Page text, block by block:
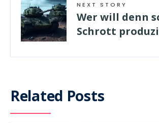
NEXT STORY
Wer will denn
Schrott
Related Posts